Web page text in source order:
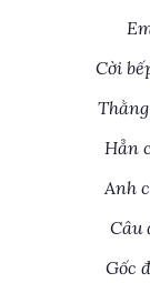
Cời
Hẳn
Anh
Câu
Gốc